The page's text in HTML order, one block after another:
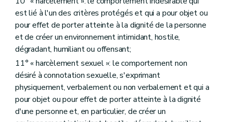
est lié à l'un des critères protégés et qui a pour objet ou
pour effet de porter atteinte à la dignité de la personne
et de créer un environnement intimidant, hostile,
dégradant, humiliant ou offensant;
11° « harcèlement sexuel »: le comportement non
désiré à connotation sexuelle, s'exprimant
physiquement, verbalement ou non verbalement et qui a
pour objet ou pour effet de porter atteinte à la dignité
d'une personne et, en particulier, de créer un